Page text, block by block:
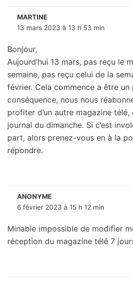
MARTINE
13 mars 2023 à 13 h 53 min
Bonjour,
Aujourd’hui 13 mars, pas reçu le
semaine, pas reçu celui de la
février. Cela commence a être un
conséquence, nous nous
profiter d’un autre magazine
journal du dimanche. Si c’est
part, alors prenez-vous en à la
répondre.
ANONYME
6 février 2023 à 15 h 12 min
Minable impossible de modifier
réception du magazine télé 7